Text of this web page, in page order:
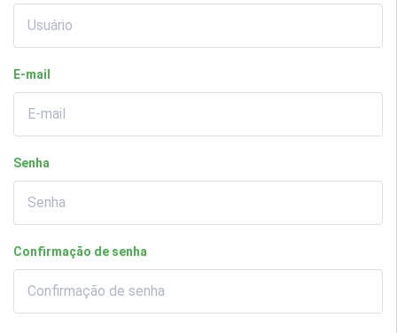
E-mail
Senha
Confirmação de senha